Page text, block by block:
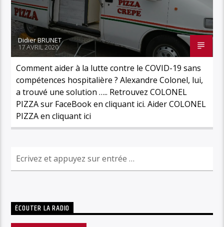
Didier BRUNET
17 AVRIL 2020
Comment aider à la lutte contre le COVID-19 sans
compétences hospitalière ? Alexandre Colonel, lui,
a trouvé une solution ….. Retrouvez COLONEL
PIZZA sur FaceBook en cliquant ici. Aider COLONEL
PIZZA en cliquant ici
ÉCOUTER LA RADIO